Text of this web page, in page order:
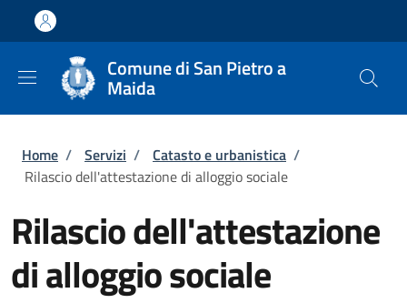
Salta al contenuto principale
Skip to footer content
Comune di San Pietro a
Maida
Briciole di pane
Home / Servizi / Catasto e urbanistica /
Rilascio dell'attestazione di alloggio sociale
Rilascio dell'attestazione
di alloggio sociale